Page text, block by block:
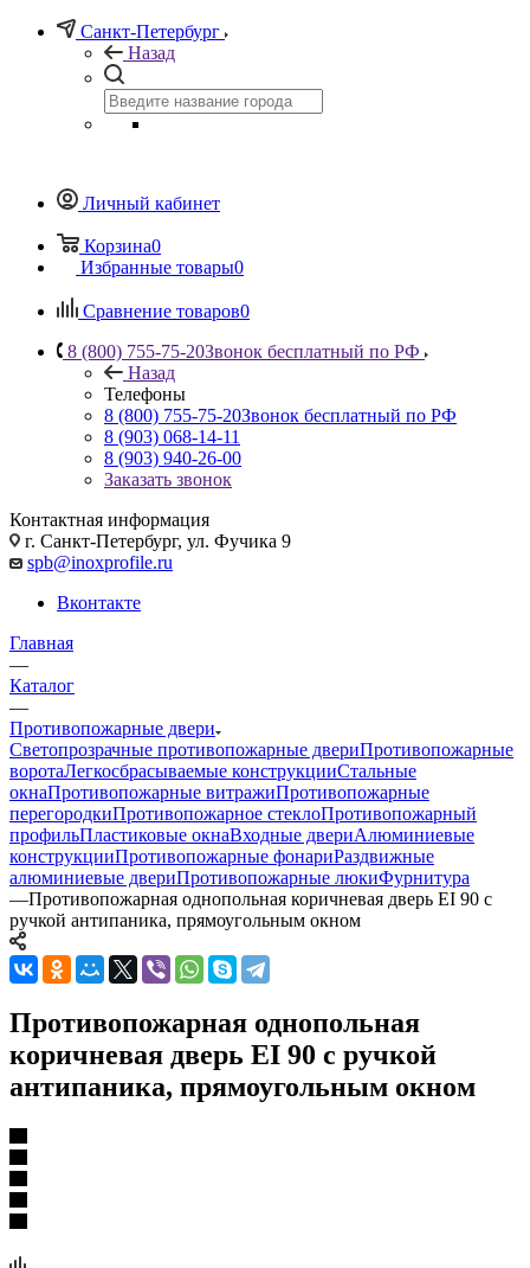
Санкт-Петербург
Назад
Личный кабинет
Корзина0
Избранные товары0
Сравнение товаров0
8 (800) 755-75-20Звонок бесплатный по РФ
Назад
Телефоны
8 (800) 755-75-20Звонок бесплатный по РФ
8 (903) 068-14-11
8 (903) 940-26-00
Заказать звонок
Контактная информация
г. Санкт-Петербург, ул. Фучика 9
spb@inoxprofile.ru
Вконтакте
Главная
—
Каталог
—
Противопожарные двери
Светопрозрачные противопожарные двериПротивопожарные
воротаЛегкосбрасываемые конструкцииСтальные
окнаПротивопожарные витражиПротивопожарные
перегородкиПротивопожарное стеклоПротивопожарный
профильПластиковые окнаВходные двериАлюминиевые
конструкцииПротивопожарные фонариРаздвижные
алюминиевые двериПротивопожарные люкиФурнитура
—Противопожарная однопольная коричневая дверь EI 90 с
ручкой антипаника, прямоугольным окном
Противопожарная однопольная
коричневая дверь EI 90 с ручкой
антипаника, прямоугольным окном